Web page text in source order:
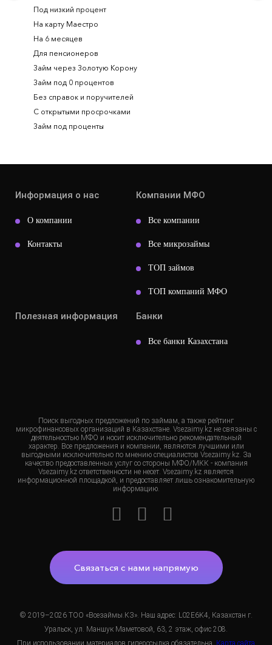
Под низкий процент
На карту Маестро
На 6 месяцев
Для пенсионеров
Займ через Золотую Корону
Займ под 0 процентов
Без справок и поручителей
С открытыми просрочками
Займ под проценты
Информация о нас
О компании
Контакты
Компании МФО
Все компании
Все микрозаймы
ТОП займов
ТОП компаний МФО
Полезная информация Банки
Все банки Казахстана
Поиск выгодных предложений по займам, а также рейтинг
микрофинансовых организаций в Казахстане. Vsezaimy.kz не связаны с
деятельностью МФО и носит исключительно рекомендательный
характер. Все предложения и компании, являются лучшими или
выгодными исключительно по мнению специалистов Vsezaimy.kz. За
качество предоставленных услуг со стороны МФО/МКК - компания
Vsezaimy.kz ответственности не несет. Vsezaimy.kz является
информационной площадкой, и предоставляет лишь ознакомительную
информацию.
Связаться с нами напрямую
© 2019–2026 ТОО «Всезаймы.КЗ». Наш адрес: L02E6K4, Казахстан г.
Уральск, ул. Маншук Маметовой, 63, 2 этаж, офис 208.
При использовании материалов гиперссылка обязательна.
Карта сайта